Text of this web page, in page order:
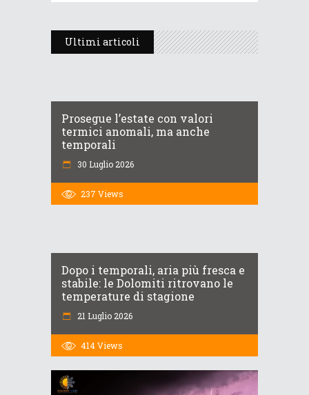
Ultimi articoli
Prosegue l’estate con valori
termici anomali, ma anche
temporali
30 Luglio 2026
237 Views
Dopo i temporali, aria più fresca e
stabile: le Dolomiti ritrovano le
temperature di stagione
21 Luglio 2026
414Views